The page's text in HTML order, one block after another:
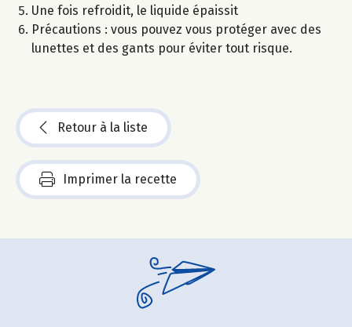
Une fois refroidit, le liquide épaissit
Précautions : vous pouvez vous protéger avec des
lunettes et des gants pour éviter tout risque.
Retour à la liste
Imprimer la recette